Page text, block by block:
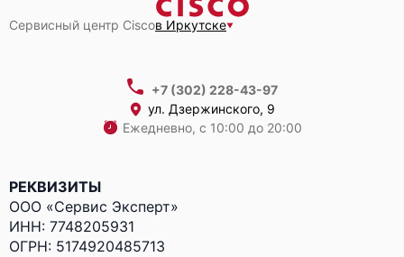
Сервисный центр Ciscoв Иркутске
+7 (302) 228-43-97
ул. Дзержинского, 9
Ежедневно, с 10:00 до 20:00
РЕКВИЗИТЫ
ООО «Сервис Эксперт»
ИНН: 7748205931
ОГРН: 5174920485713